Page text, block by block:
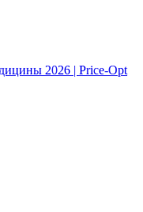
2026 | Price-Opt